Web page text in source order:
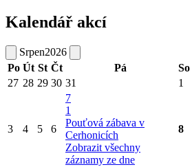
Kalendář akcí
Srpen2026
Po Út St Čt Pá So
27 28 29 30 31 1
3 4 5 6
7
1
Pouťová zábava v
Cerhonicích
Zobrazit všechny
záznamy ze dne
8